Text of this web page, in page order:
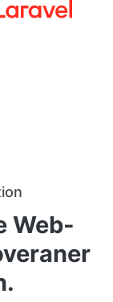
Web-